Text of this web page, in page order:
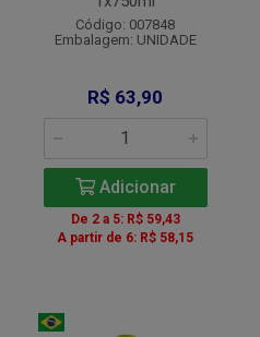
Código: 007848
Embalagem: UNIDADE
R$ 63,90
Adicionar
De 2 a 5: R$ 59,43
A partir de 6: R$ 58,15